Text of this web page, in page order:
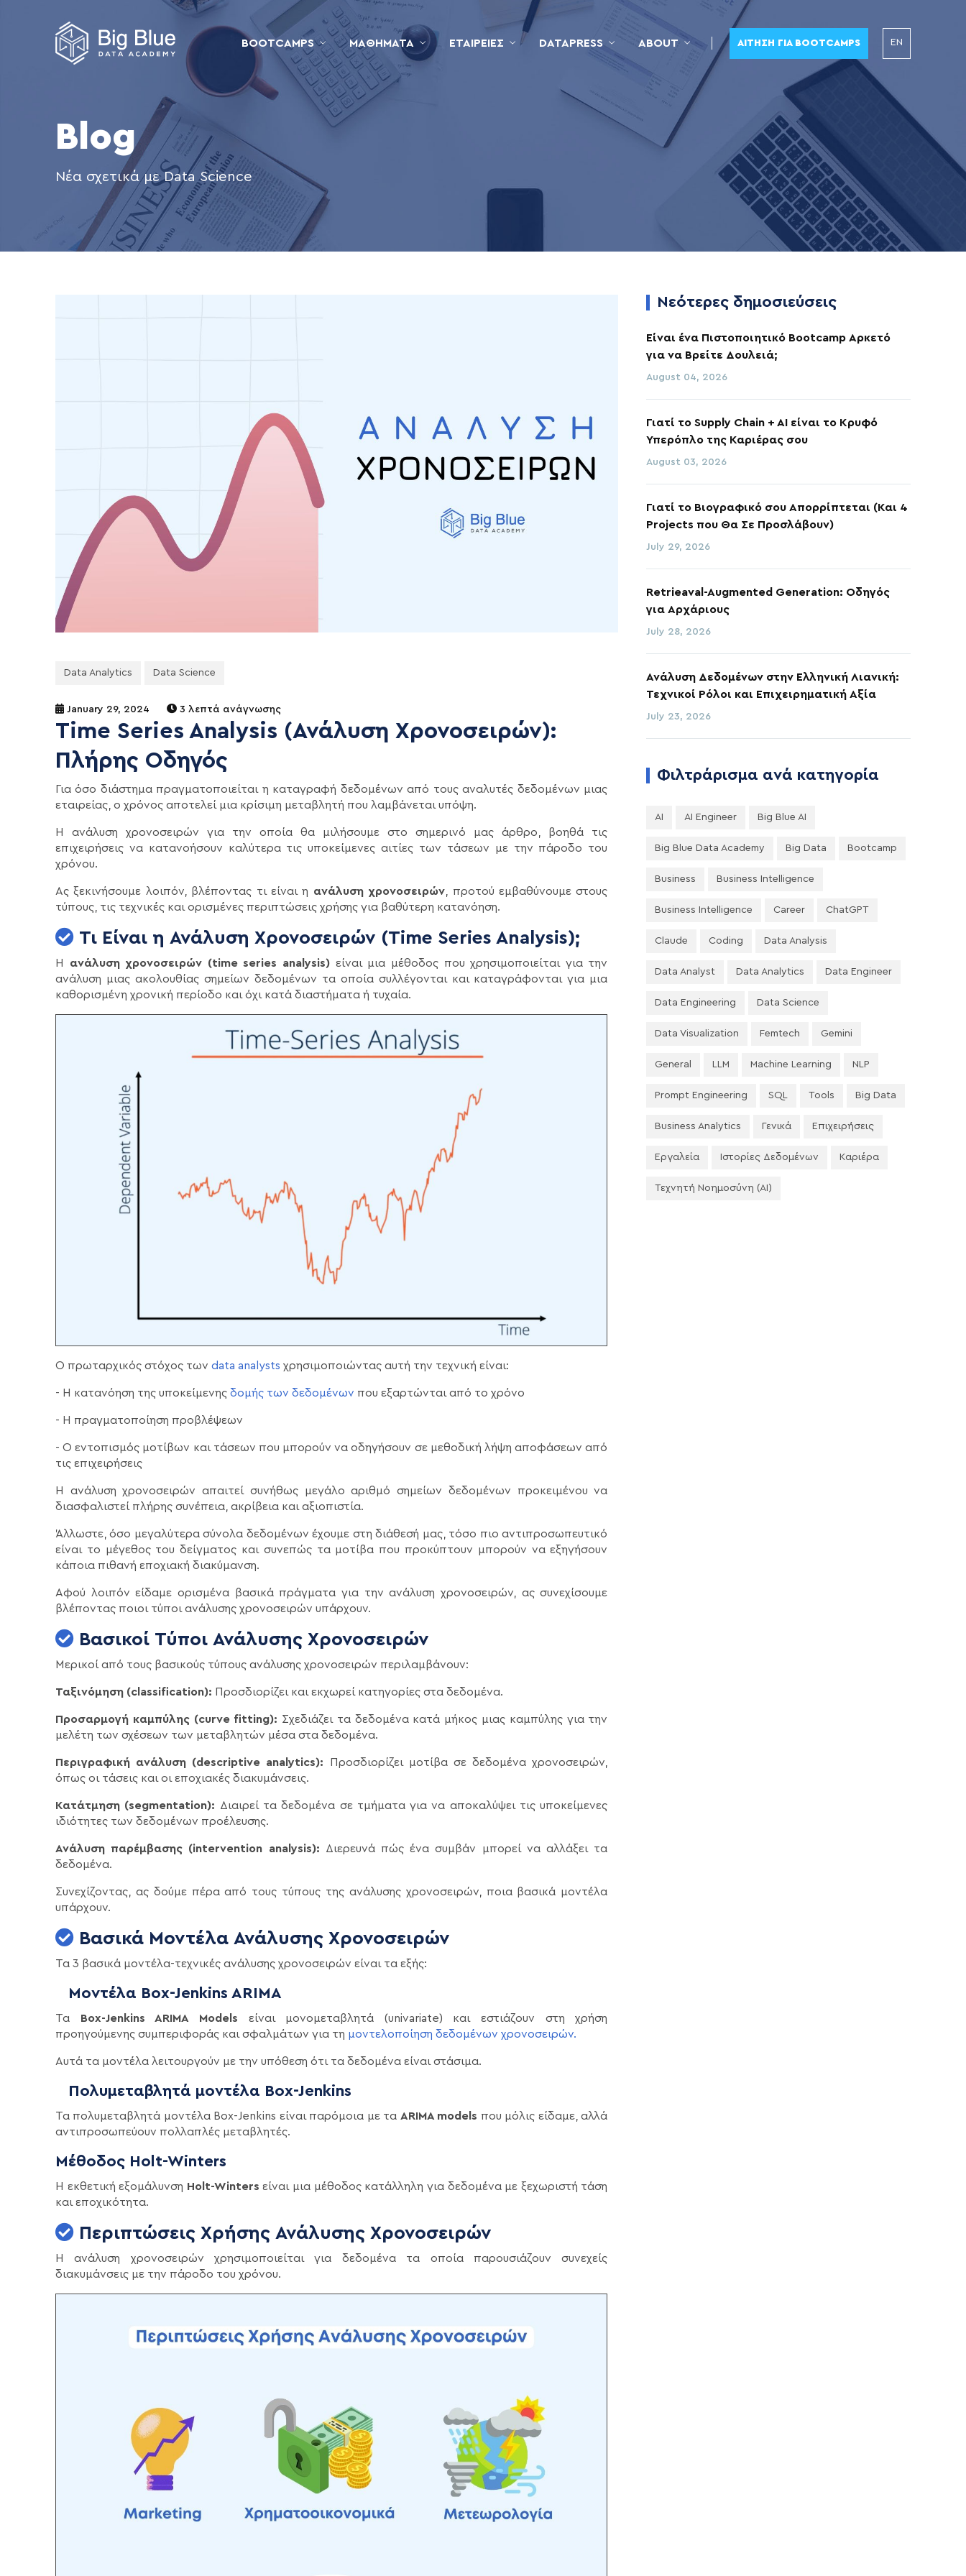
BOOTCAMPS ΜΑΘΉΜΑΤΑ ΕΤΑΙΡΕΊΕΣ DATAPRESS ABOUT ΑΊΤΗΣΗ ΓΙΑ BOOTCAMPS EN
Blog
Νέα σχετικά με Data Science
Data Analytics Data Science
January 29, 2024 3 λεπτά ανάγνωσης
Time Series Analysis (Ανάλυση Χρονοσειρών):
Πλήρης Οδηγός
Για όσο διάστημα πραγματοποιείται η καταγραφή δεδομένων από τους αναλυτές δεδομένων μιας
εταιρείας, ο χρόνος αποτελεί μια κρίσιμη μεταβλητή που λαμβάνεται υπόψη.
Η ανάλυση χρονοσειρών για την οποία θα μιλήσουμε στο σημερινό μας άρθρο, βοηθά τις
επιχειρήσεις να κατανοήσουν καλύτερα τις υποκείμενες αιτίες των τάσεων με την πάροδο του
χρόνου.
Ας ξεκινήσουμε λοιπόν, βλέποντας τι είναι η ανάλυση χρονοσειρών , προτού εμβαθύνουμε στους
τύπους, τις τεχνικές και ορισμένες περιπτώσεις χρήσης για βαθύτερη κατανόηση.
Τι Είναι η Ανάλυση Χρονοσειρών (Time Series Analysis);
Η ανάλυση χρονοσειρών (time series analysis) είναι μια μέθοδος που χρησιμοποιείται για την
ανάλυση μιας ακολουθίας σημείων δεδομένων τα οποία συλλέγονται και καταγράφονται για μια
καθορισμένη χρονική περίοδο και όχι κατά διαστήματα ή τυχαία.
Ο πρωταρχικός στόχος των data analysts χρησιμοποιώντας αυτή την τεχνική είναι:
- Η κατανόηση της υποκείμενης δομής των δεδομένων που εξαρτώνται από το χρόνο
- Η πραγματοποίηση προβλέψεων
- Ο εντοπισμός μοτίβων και τάσεων που μπορούν να οδηγήσουν σε μεθοδική λήψη αποφάσεων από
τις επιχειρήσεις
Η ανάλυση χρονοσειρών απαιτεί συνήθως μεγάλο αριθμό σημείων δεδομένων προκειμένου να
διασφαλιστεί πλήρης συνέπεια, ακρίβεια και αξιοπιστία.
Άλλωστε, όσο μεγαλύτερα σύνολα δεδομένων έχουμε στη διάθεσή μας, τόσο πιο αντιπροσωπευτικό
είναι το μέγεθος του δείγματος και συνεπώς τα μοτίβα που προκύπτουν μπορούν να εξηγήσουν
κάποια πιθανή εποχιακή διακύμανση.
Αφού λοιπόν είδαμε ορισμένα βασικά πράγματα για την ανάλυση χρονοσειρών, ας συνεχίσουμε
βλέποντας ποιοι τύποι ανάλυσης χρονοσειρών υπάρχουν.
Βασικοί Τύποι Ανάλυσης Χρονοσειρών
Μερικοί από τους βασικούς τύπους ανάλυσης χρονοσειρών περιλαμβάνουν:
Ταξινόμηση (classification): Προσδιορίζει και εκχωρεί κατηγορίες στα δεδομένα.
Προσαρμογή καμπύλης (curve fitting): Σχεδιάζει τα δεδομένα κατά μήκος μιας καμπύλης για την
μελέτη των σχέσεων των μεταβλητών μέσα στα δεδομένα.
Περιγραφική ανάλυση (descriptive analytics): Προσδιορίζει μοτίβα σε δεδομένα χρονοσειρών,
όπως οι τάσεις και οι εποχιακές διακυμάνσεις.
Κατάτμηση (segmentation): Διαιρεί τα δεδομένα σε τμήματα για να αποκαλύψει τις υποκείμενες
ιδιότητες των δεδομένων προέλευσης.
Ανάλυση παρέμβασης (intervention analysis): Διερευνά πώς ένα συμβάν μπορεί να αλλάξει τα
δεδομένα.
Συνεχίζοντας, ας δούμε πέρα από τους τύπους της ανάλυσης χρονοσειρών, ποια βασικά μοντέλα
υπάρχουν.
Βασικά Μοντέλα Ανάλυσης Χρονοσειρών
Τα 3 βασικά μοντέλα-τεχνικές ανάλυσης χρονοσειρών είναι τα εξής:
Μοντέλα Box-Jenkins ARIMA
Τα Box-Jenkins ARIMA Models είναι μονομεταβλητά (univariate) και εστιάζουν στη χρήση
προηγούμενης συμπεριφοράς και σφαλμάτων για τη μοντελοποίηση δεδομένων χρονοσειρών.
Αυτά τα μοντέλα λειτουργούν με την υπόθεση ότι τα δεδομένα είναι στάσιμα.
Πολυμεταβλητά μοντέλα Box-Jenkins
Τα πολυμεταβλητά μοντέλα Box-Jenkins είναι παρόμοια με τα ARIMA models που μόλις είδαμε, αλλά
αντιπροσωπεύουν πολλαπλές μεταβλητές.
Μέθοδος Holt-Winters
Η εκθετική εξομάλυνση Holt-Winters είναι μια μέθοδος κατάλληλη για δεδομένα με ξεχωριστή τάση
και εποχικότητα.
Περιπτώσεις Χρήσης Ανάλυσης Χρονοσειρών
Η ανάλυση χρονοσειρών χρησιμοποιείται για δεδομένα τα οποία παρουσιάζουν συνεχείς
διακυμάνσεις με την πάροδο του χρόνου.
Νεότερες δημοσιεύσεις
Είναι ένα Πιστοποιητικό Bootcamp Αρκετό
για να Βρείτε Δουλειά;
August 04, 2026
Γιατί το Supply Chain + AI είναι το Κρυφό
Υπερόπλο της Καριέρας σου
August 03, 2026
Γιατί το Βιογραφικό σου Απορρίπτεται (Και 4
Projects που Θα Σε Προσλάβουν)
July 29, 2026
Retrieaval-Augmented Generation: Οδηγός
για Αρχάριους
July 28, 2026
Ανάλυση Δεδομένων στην Ελληνική Λιανική:
Τεχνικοί Ρόλοι και Επιχειρηματική Αξία
July 23, 2026
Φιλτράρισμα ανά κατηγορία
AI AI Engineer Big Blue AI
Big Blue Data Academy Big Data Bootcamp
Business Business Intelligence
Business Intelligence Career ChatGPT
Claude Coding Data Analysis
Data Analyst Data Analytics Data Engineer
Data Engineering Data Science
Data Visualization Femtech Gemini
General LLM Machine Learning NLP
Prompt Engineering SQL Tools Big Data
Business Analytics Γενικά Επιχειρήσεις
Εργαλεία Ιστορίες Δεδομένων Καριέρα
Τεχνητή Νοημοσύνη (AI)